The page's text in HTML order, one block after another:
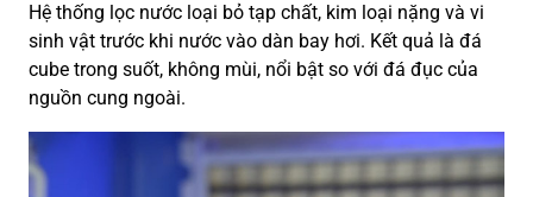
Hệ thống lọc nước loại bỏ tạp chất, kim loại nặng và vi
sinh vật trước khi nước vào dàn bay hơi. Kết quả là đá
cube trong suốt, không mùi, nổi bật so với đá đục của
nguồn cung ngoài.